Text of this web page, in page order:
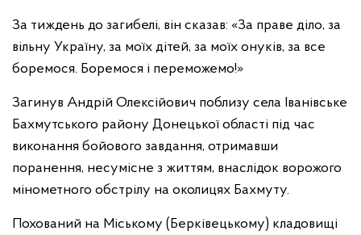
За тиждень до загибелі, він сказав: «За праве діло, за
вільну Україну, за моїх дітей, за моїх онуків, за все
боремося. Боремося і переможемо!»
Загинув Андрій Олексійович поблизу села Іванівське
Бахмутського району Донецької області під час
виконання бойового завдання, отримавши
поранення, несумісне з життям, внаслідок ворожого
мінометного обстрілу на околицях Бахмуту.
Похований на Міському (Берківецькому) кладовищі